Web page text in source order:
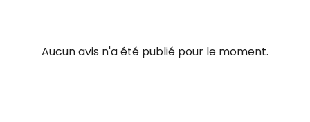
Aucun avis n'a été publié pour le moment.